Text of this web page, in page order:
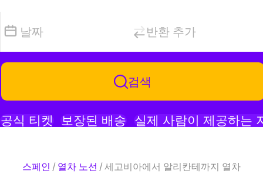
날짜 반환 추가
검색
공식 티켓 보장된 배송 실제 사람이 제공하는
스페인 / 열차 노선 / 세고비아에서 알리칸테까지 열차